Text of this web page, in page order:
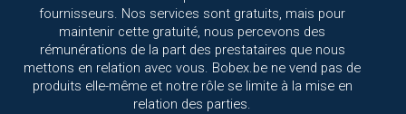
fournisseurs. Nos services sont gratuits, mais pour
maintenir cette gratuité, nous percevons des
rémunérations de la part des prestataires que nous
mettons en relation avec vous. Bobex.be ne vend pas de
produits elle-même et notre rôle se limite à la mise en
relation des parties.